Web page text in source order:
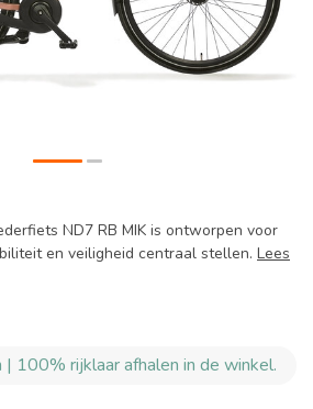
ND7 RB MIK is ontworpen voor
en veiligheid centraal stellen. Lees
100% rijklaar afhalen in de winkel.